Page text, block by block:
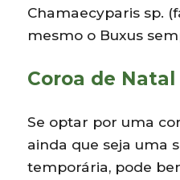
Chamaecyparis sp.
mesmo o Buxus
Coroa de Natal
Se optar por uma
ainda que seja uma
temporária, pode